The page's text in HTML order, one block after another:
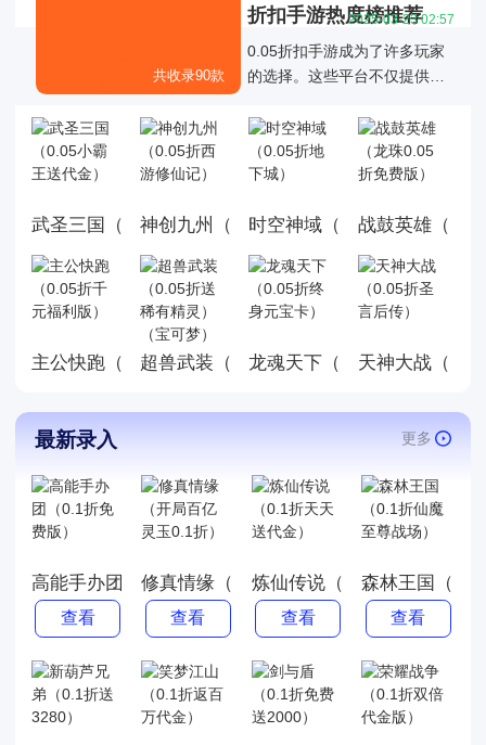
共收录90款
折扣手游热度榜推荐
2025-03-23 02:57
0.05折扣手游成为了许多玩家
的选择。这些平台不仅提供了
各种折扣福利活动优化了玩家
的游戏体验，0.05折扣手游成
为了许多玩家的选择。
武圣三国（0.05小霸王送代金）
神创九州（0.05折西游修仙记）
时空神域（0.05折地下城）
战鼓英雄（龙
主公快跑（0.05折千元福利版）
超兽武装（0.05折送稀有精灵）（宝可梦
龙魂天下（0.05折终身元宝
天神大战（
最新录入 更多
高能手办团（0.1折免费版）
查看
修真情缘（开局百亿灵玉0.1折）
查看
炼仙传说（0.1折天天送代金
查看
森林王国（0.1
查看